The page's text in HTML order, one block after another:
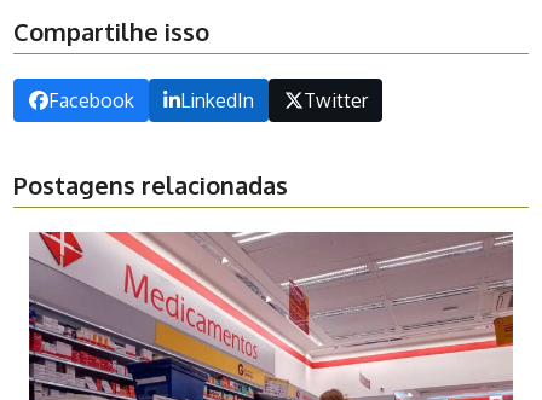
Compartilhe isso
Facebook LinkedIn Twitter
Postagens relacionadas